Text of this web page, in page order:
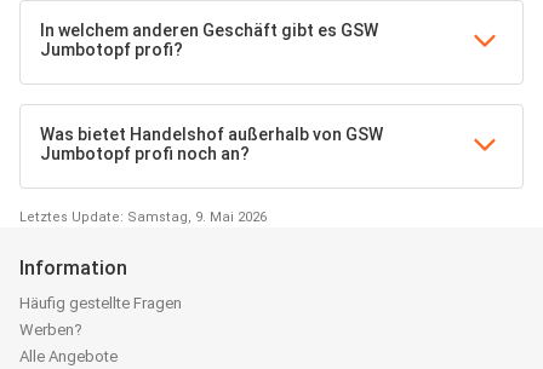
In welchem anderen Geschäft gibt es GSW
Jumbotopf profi?
Was bietet Handelshof außerhalb von GSW
Jumbotopf profi noch an?
Letztes Update: Samstag, 9. Mai 2026
Information
Häufig gestellte Fragen
Werben?
Alle Angebote